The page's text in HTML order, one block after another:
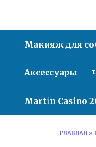
Макияж для
Аксессуары
Martin Casino
ГЛАВНАЯ »